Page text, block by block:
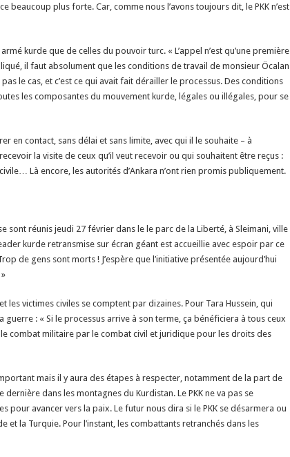
plus forte. Car, comme nous l’avons toujours dit, le PKK n’est
kurde que de celles du pouvoir turc. « L’appel n’est qu’une première
il faut absolument que les conditions de travail de monsieur Öcalan
le cas, et c’est ce qui avait fait dérailler le processus. Des conditions
les composantes du mouvement kurde, légales ou illégales, pour se
en contact, sans délai et sans limite, avec qui il le souhaite – à
la visite de ceux qu’il veut recevoir ou qui souhaitent être reçus :
Là encore, les autorités d’Ankara n’ont rien promis publiquement.
sont réunis jeudi 27 février dans le le parc de la Liberté, à Sleimani, ville
kurde retransmise sur écran géant est accueillie avec espoir par ce
de gens sont morts ! J’espère que l’initiative présentée aujourd’hui
victimes civiles se comptent par dizaines. Pour Tara Hussein, qui
: « Si le processus arrive à son terme, ça bénéficiera à tous ceux
combat militaire par le combat civil et juridique pour les droits des
mais il y aura des étapes à respecter, notamment de la part de
dans les montagnes du Kurdistan. Le PKK ne va pas se
avancer vers la paix. Le futur nous dira si le PKK se désarmera ou
la Turquie. Pour l’instant, les combattants retranchés dans les